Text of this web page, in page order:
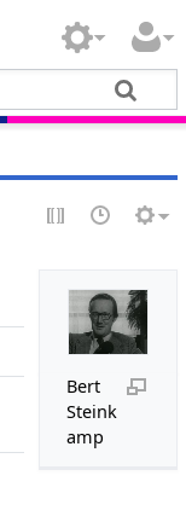
Bert
Steink
amp